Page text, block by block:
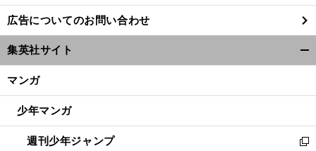
し
い
ウ
ィ
ン
ウ
開
く
広告についてのお問い合わせ
集英社サイト
マンガ
少年マンガ
週刊少年ジャンプ
新